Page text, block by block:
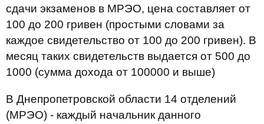
сдачи экзаменов в МРЭО, цена составляет от
100 до 200 гривен (простыми словами за
каждое свидетельство от 100 до 200 гривен). В
месяц таких свидетельств выдается от 500 до
1000 (сумма дохода от 100000 и выше)
В Днепропетровской области 14 отделений
(МРЭО) - каждый начальник данного